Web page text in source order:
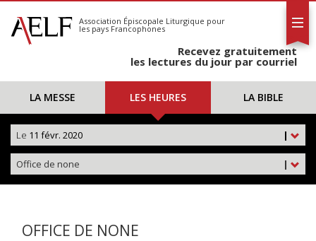
S'abonner
Calendrier
Association Épiscopale Liturgique pour
les pays Francophones
Recevez gratuitement
les lectures du jour par courriel
LA MESSE LES HEURES LA BIBLE
|
Le 11 févr. 2020
|
Office de none
OFFICE DE NONE